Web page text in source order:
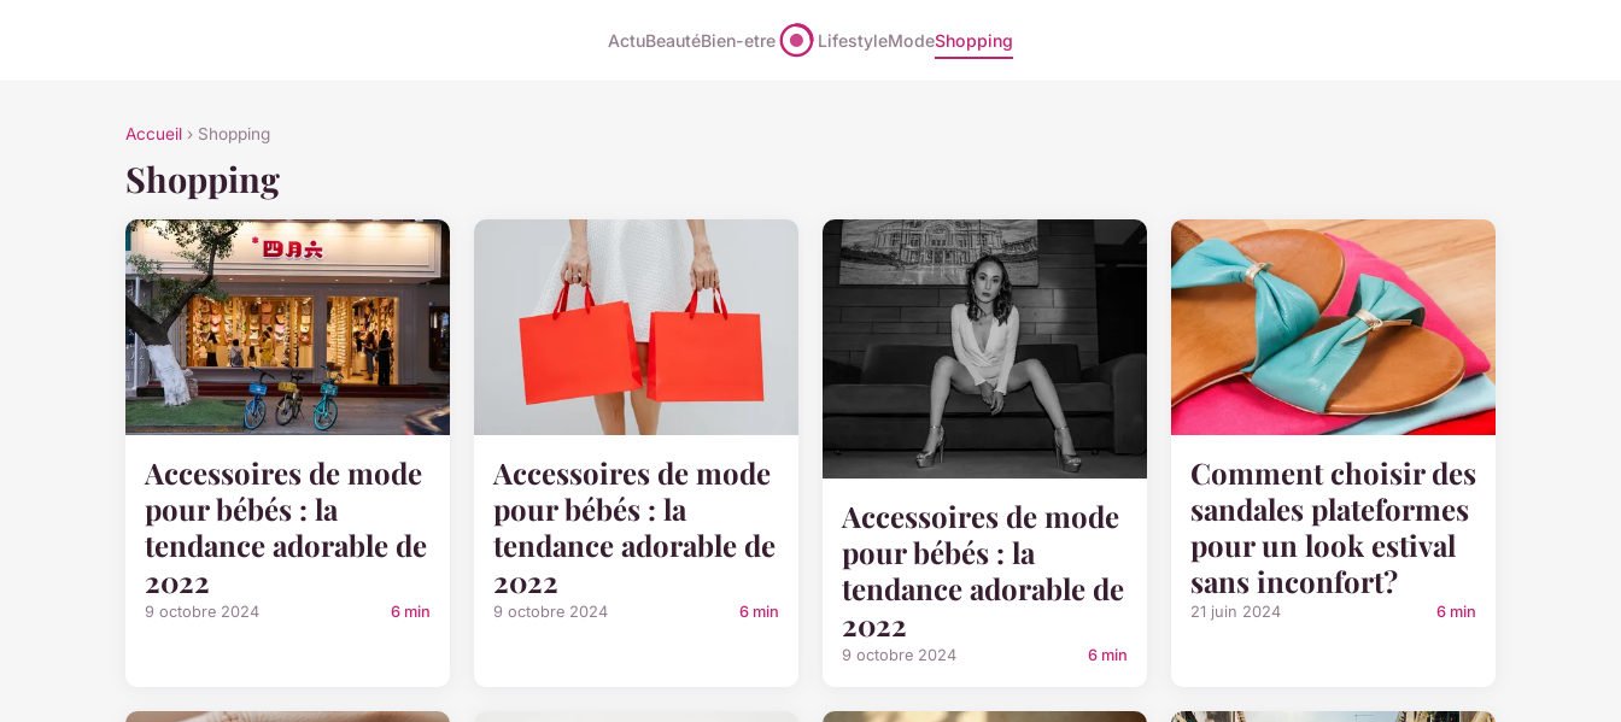
ActuBeautéBien-etre LifestyleModeShopping
Accueil › Shopping
Shopping
Accessoires de mode
pour bébés : la
tendance adorable de
2022
9 octobre 2024 6 min
Accessoires de mode
pour bébés : la
tendance adorable de
2022
9 octobre 2024 6 min
Accessoires de mode
pour bébés : la
tendance adorable de
2022
9 octobre 2024 6 min
Comment choisir des
sandales plateformes
pour un look estival
sans inconfort?
21 juin 2024 6 min